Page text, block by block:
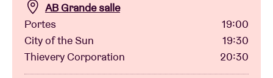
À propos de l'AB
Contact
AB Grande salle
Portes
19:00
City of the Sun
19:30
Thievery Corporation
20:30